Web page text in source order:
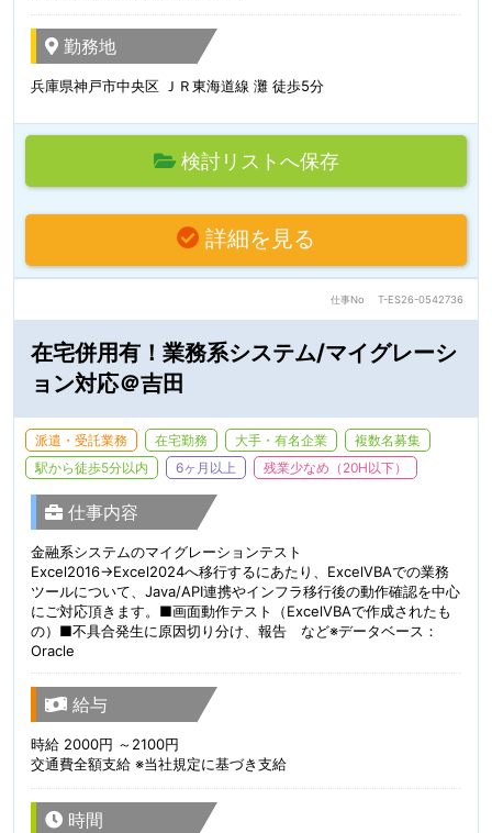
勤務地
兵庫県神戸市中央区 ＪＲ東海道線 灘 徒歩5分
検討リストへ保存
詳細を見る
仕事No T-ES26-0542736
在宅併用有！業務系システム/マイグレーシ
ョン対応＠吉田
派遣・受託業務 在宅勤務 大手・有名企業
複数名募集
駅から徒歩5分以内
6ヶ月以上 残業少なめ（20H以下）
仕事内容
金融系システムのマイグレーションテスト
Excel2016→Excel2024へ移行するにあたり、ExcelVBAでの業務
ツールについて、Java/API連携やインフラ移行後の動作確認を中心
にご対応頂きます。■画面動作テスト（ExcelVBAで作成されたも
の）■不具合発生に原因切り分け、報告 など※データベース：
Oracle
給与
時給 2000円 ～2100円
交通費全額支給 ※当社規定に基づき支給
時間